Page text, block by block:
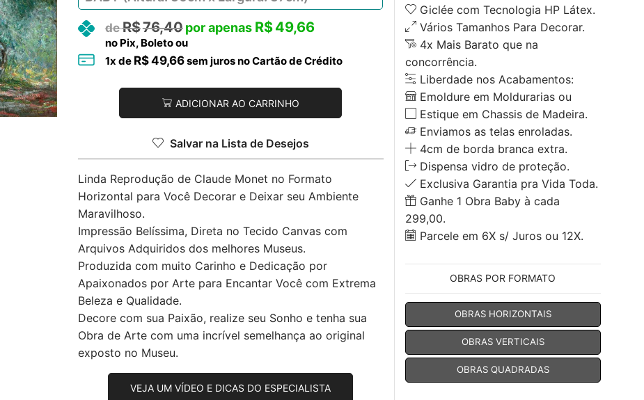
R$76,40 R$49,66
no Pix, Boleto ou
1x de R$49,66sem juros no Cartão de Crédito
ADICIONAR AO CARRINHO
Salvar na Lista de Desejos
Linda Reprodução de Claude Monet no Formato
Horizontal para Você Decorar e Deixar seu Ambiente
Maravilhoso.
Impressão Belíssima, Direta no Tecido Canvas com
Arquivos Adquiridos dos melhores Museus.
Produzida com muito Carinho e Dedicação por
Apaixonados por Arte para Encantar Você com Extrema
Beleza e Qualidade.
Decore com sua Paixão, realize seu Sonho e tenha sua
Obra de Arte com uma incrível semelhança ao original
exposto no Museu.
VEJA UM VÍDEO E DICAS DO ESPECIALISTA
Giclée com Tecnologia HP Látex.
Vários Tamanhos Para Decorar.
4x Mais Barato que na
concorrência.
Liberdade nos Acabamentos:
Emoldure em Moldurarias ou
Estique em Chassis de Madeira.
Enviamos as telas enroladas.
4cm de borda branca extra.
Dispensa vidro de proteção.
Exclusiva Garantia pra Vida Toda.
Ganhe 1 Obra Baby à cada
299,00.
Parcele em 6X s/ Juros ou 12X.
OBRAS POR FORMATO
OBRAS HORIZONTAIS
OBRAS VERTICAIS
OBRAS QUADRADAS